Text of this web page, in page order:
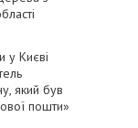
у Києві
який був
пошти»